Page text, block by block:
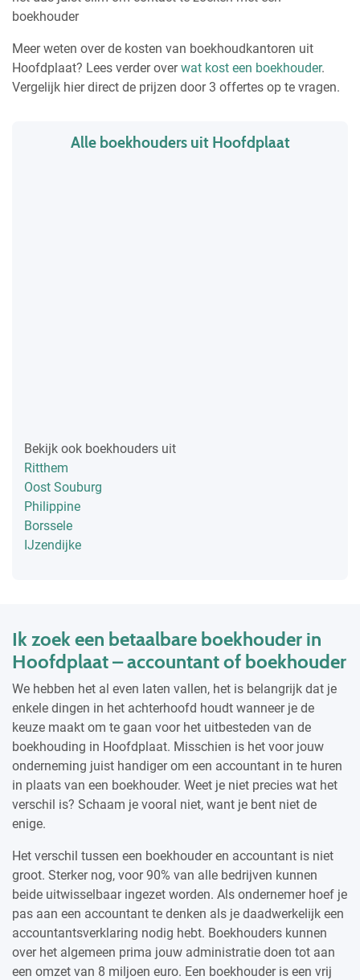
boekhouder
Meer weten over de kosten van boekhoudkantoren uit
Hoofdplaat? Lees verder overwat kost een boekhouder.
Vergelijk hier direct de prijzen door 3 offertes op te vragen.
Alle boekhouders uit Hoofdplaat
Bekijk ook boekhouders uit
Ritthem
Oost Souburg
Philippine
Borssele
IJzendijke
Ik zoek een betaalbare boekhouder in
Hoofdplaat – accountant of boekhouder
We hebben het al even laten vallen, het is belangrijk dat je
enkele dingen in het achterhoofd houdt wanneer je de
keuze maakt om te gaan voor het uitbesteden van de
boekhouding in Hoofdplaat. Misschien is het voor jouw
onderneming juist handiger om een accountant in te huren
in plaats van een boekhouder. Weet je niet precies wat het
verschil is? Schaam je vooral niet, want je bent niet de
enige.
Het verschil tussen een boekhouder en accountant is niet
groot. Sterker nog, voor 90% van alle bedrijven kunnen
beide uitwisselbaar ingezet worden. Als ondernemer hoef je
pas aan een accountant te denken als je daadwerkelijk een
accountantsverklaring nodig hebt. Boekhouders kunnen
over het algemeen prima jouw administratie doen tot aan
een omzet van 8 miljoen euro. Een boekhouder is een vrij